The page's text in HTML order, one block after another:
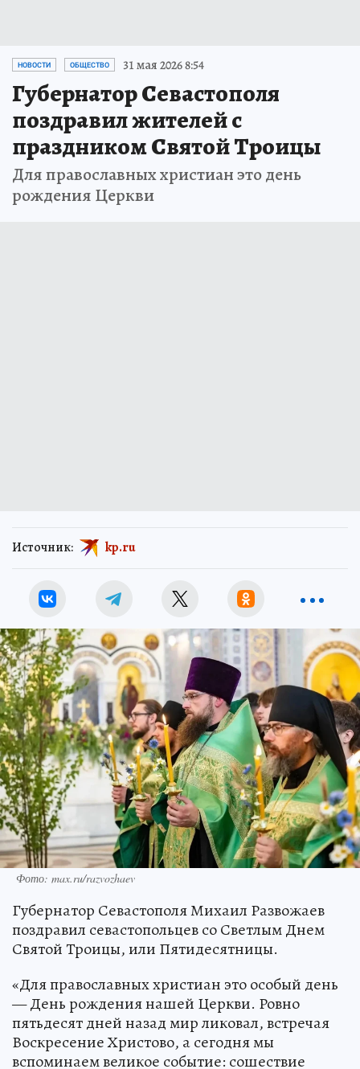
НОВОСТИ ОБЩЕСТВО 31 мая 2026 8:54
Губернатор Севастополя
поздравил жителей с
праздником Святой Троицы
Для православных христиан это день
рождения Церкви
Источник: kp.ru
Фото: max.ru/razvozhaev
Губернатор Севастополя Михаил Развожаев
поздравил севастопольцев со Светлым Днем
Святой Троицы, или Пятидесятницы.
«Для православных христиан это особый день
— День рождения нашей Церкви. Ровно
пятьдесят дней назад мир ликовал, встречая
Воскресение Христово, а сегодня мы
вспоминаем великое событие: сошествие